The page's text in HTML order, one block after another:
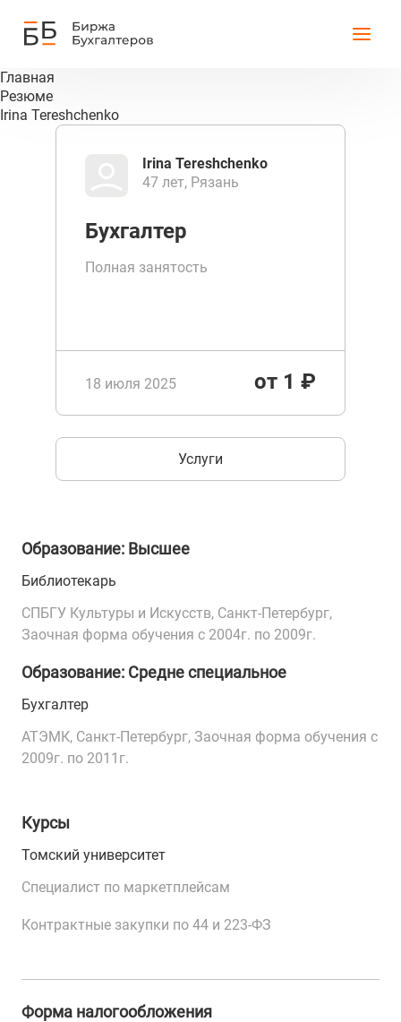
Главная
Резюме
Irina Tereshchenko
Irina Tereshchenko
47 лет, Рязань
Бухгалтер
Полная занятость
18 июля 2025 от 1 ₽
Услуги
Образование: Высшее
Библиотекарь
СПБГУ Культуры и Искусств, Санкт-Петербург,
Заочная форма обучения с 2004г. по 2009г.
Образование: Средне специальное
Бухгалтер
АТЭМК, Санкт-Петербург, Заочная форма обучения с
2009г. по 2011г.
Курсы
Томский университет
Специалист по маркетплейсам
Контрактные закупки по 44 и 223-ФЗ
Форма налогообложения